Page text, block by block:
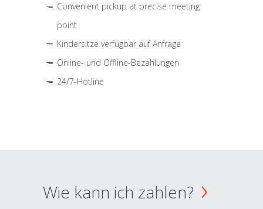
Convenient pickup at precise meeting
point
Kindersitze verfügbar auf Anfrage
Online- und Offline-Bezahlungen
24/7-Hotline
Wie kann ich zahlen?